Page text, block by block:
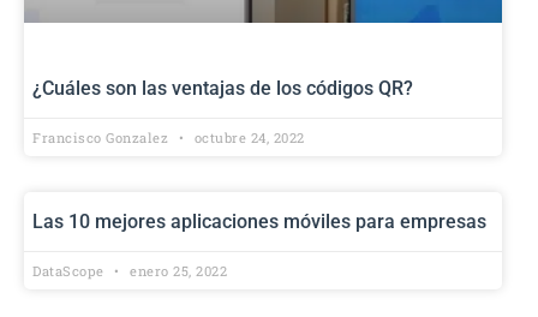
¿Cuáles son las ventajas de los códigos QR?
Francisco Gonzalez octubre 24, 2022
Las 10 mejores aplicaciones móviles para empresas
DataScope enero 25, 2022